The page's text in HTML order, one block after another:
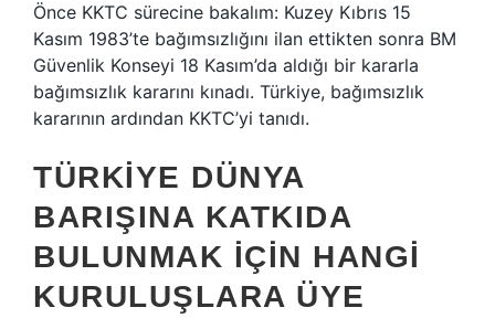
Önce KKTC sürecine bakalım: Kuzey Kıbrıs 15
Kasım 1983’te bağımsızlığını ilan ettikten sonra BM
Güvenlik Konseyi 18 Kasım’da aldığı bir kararla
bağımsızlık kararını kınadı. Türkiye, bağımsızlık
kararının ardından KKTC’yi tanıdı.
TÜRKIYE DÜNYA
BARIŞINA KATKIDA
BULUNMAK IÇIN HANGI
KURULUŞLARA ÜYE